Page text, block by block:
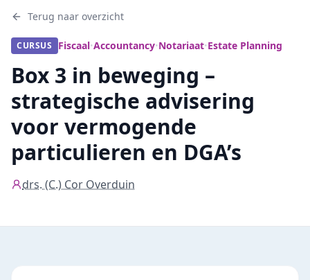
Terug naar overzicht
CURSUS Fiscaal•Accountancy•Notariaat•Estate Planning
Box 3 in beweging –
strategische advisering
voor vermogende
particulieren en DGA’s
drs. (C.) Cor Overduin